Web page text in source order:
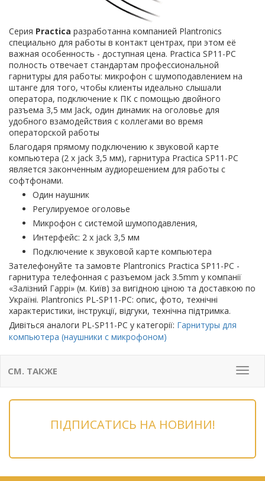
Серия Practica разработанна компанией Plantronics
специально для работы в контакт центрах, при этом её
важная особенность - доступная цена. Practica SP11-PC
полность отвечает стандартам профессиональной
гарнитуры для работы: микрофон с шумоподавлением на
штанге для того, чтобы клиенты идеально слышали
оператора, подключение к ПК с помощью двойного
разъема 3,5 мм Jack, один динамик на оголовье для
удобного взамодействия с коллегами во время
операторской работы
Благодаря прямому подключению к звуковой карте
компьютера (2 x jack 3,5 мм), гарнитура Practica SP11-PC
является законченным аудиорешением для работы с
софтфонами.
Один наушник
Регулируемое оголовье
Микрофон с системой шумоподавления,
Интерфейс: 2 x jack 3,5 мм
Подключение к звуковой карте компьютера
Зателефонуйте та замовте Plantronics Practica SP11-PC -
гарнитура телефонная с разъемом jack 3.5mm у компанії
«Залізний Гаррі» (м. Київ) за вигідною ціною та доставкою по
Україні. Plantronics PL-SP11-PC: опис, фото, технічні
характеристики, інструкції, відгуки, технічна підтримка.
Дивіться аналоги PL-SP11-PC у категорії: Гарнитуры для
компьютера (наушники с микрофоном)
Меню
СМ. ТАКЖЕ
ПІДПИСАТИСЬ НА НОВИНИ!